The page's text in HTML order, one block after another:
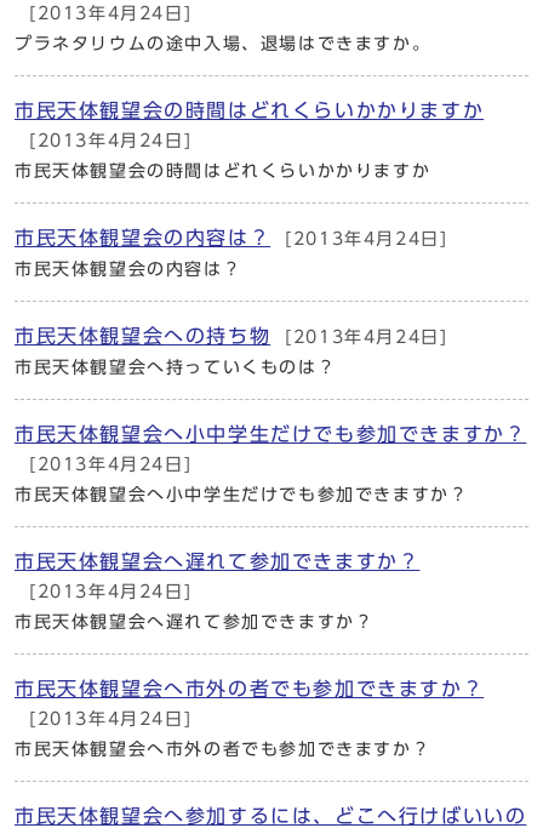
[2013年4月24日]
プラネタリウムの途中入場、退場はできますか。
市民天体観望会の時間はどれくらいかかりますか
[2013年4月24日]
市民天体観望会の時間はどれくらいかかりますか
市民天体観望会の内容は？
[2013年4月24日]
市民天体観望会の内容は？
市民天体観望会への持ち物
[2013年4月24日]
市民天体観望会へ持っていくものは？
市民天体観望会へ小中学生だけでも参加できますか？
[2013年4月24日]
市民天体観望会へ小中学生だけでも参加できますか？
市民天体観望会へ遅れて参加できますか？
[2013年4月24日]
市民天体観望会へ遅れて参加できますか？
市民天体観望会へ市外の者でも参加できますか？
[2013年4月24日]
市民天体観望会へ市外の者でも参加できますか？
市民天体観望会へ参加するには、どこへ行けばいいの